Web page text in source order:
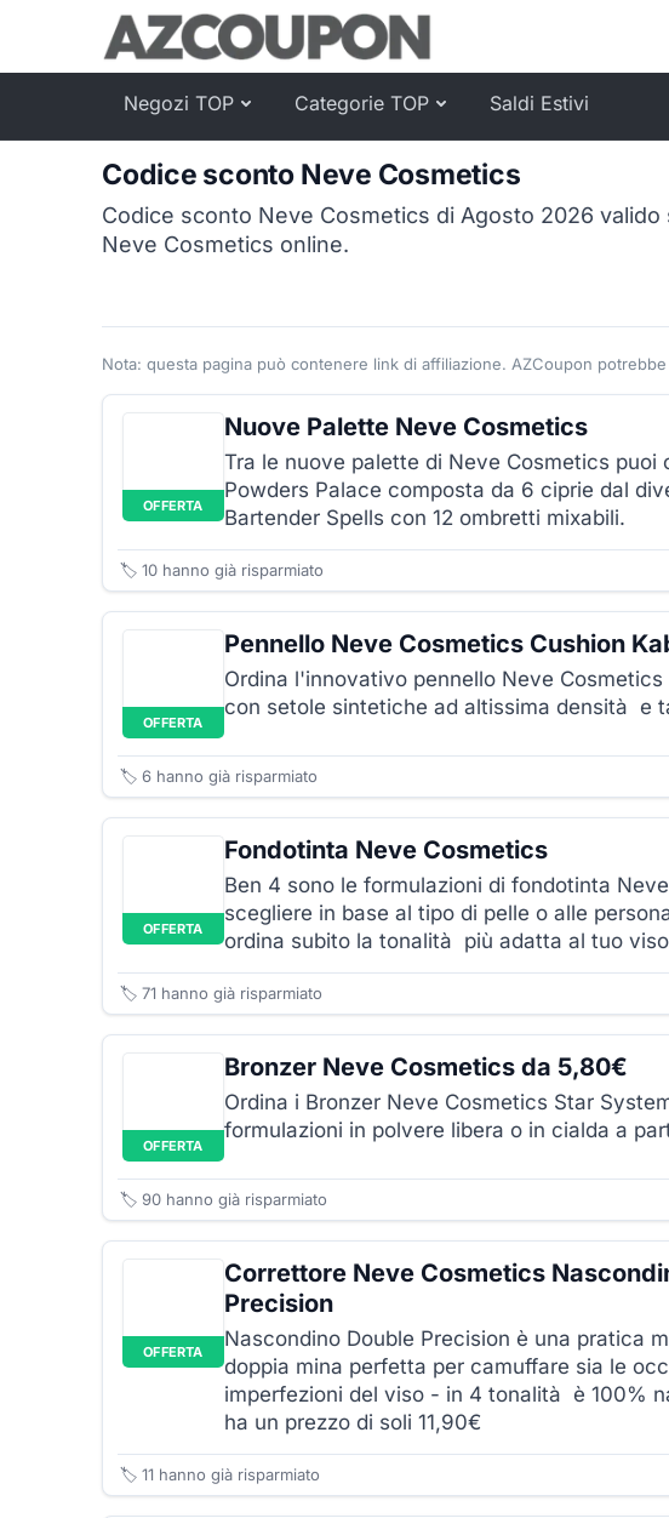
Negozi TOP Categorie TOP Saldi Estivi
Codice sconto Neve Cosmetics
Codice sconto Neve Cosmetics di Agosto 2026
Neve Cosmetics online.
Nota: questa pagina può contenere link di affiliazione. AZCoupon
OFFERTA
Nuove Palette Neve Cosmetics
Tra le nuove palette di Neve Cosmetics puoi
Powders Palace composta da 6 ciprie dal
Bartender Spells con 12 ombretti mixabili.
🏷️ 10 hanno già risparmiato
OFFERTA
Pennello Neve Cosmetics Cushion
Ordina l'innovativo pennello Neve Cosmetics
con setole sintetiche ad altissima densità e
🏷️ 6 hanno già risparmiato
OFFERTA
Fondotinta Neve Cosmetics
Ben 4 sono le formulazioni di fondotinta
scegliere in base al tipo di pelle o alle
ordina subito la tonalità più adatta al tuo
🏷️ 71 hanno già risparmiato
OFFERTA
Bronzer Neve Cosmetics da 5,80€
Ordina i Bronzer Neve Cosmetics Star
formulazioni in polvere libera o in cialda a
🏷️ 90 hanno già risparmiato
OFFERTA
Correttore Neve Cosmetics
Precision
Nascondino Double Precision è una pratica
doppia mina perfetta per camuffare sia le
imperfezioni del viso - in 4 tonalità è 100%
ha un prezzo di soli 11,90€
🏷️ 11 hanno già risparmiato